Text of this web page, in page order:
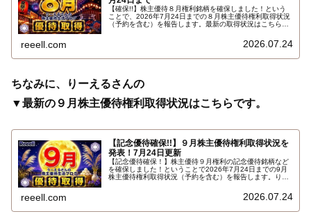
【確保!!】株主優待８月権利銘柄を確保しました！という
ことで、2026年7月24日までの８月株主優待権利取得状況
（予約を含む）を報告します。最新の取得状況はこちらで
reeell.com 2026.07.24
ちなみに、りーえるさんの
▼最新の９月株主優待権利取得状況はこちらです。
【記念優待確保!!】９月株主優待権利取得状況を
発表！7月24日更新
【記念優待確保！】株主優待９月権利の記念優待銘柄など
を確保しました！ということで2026年7月24日までの9月
株主優待権利取得状況（予約を含む）を報告します。りー
reeell.com 2026.07.24